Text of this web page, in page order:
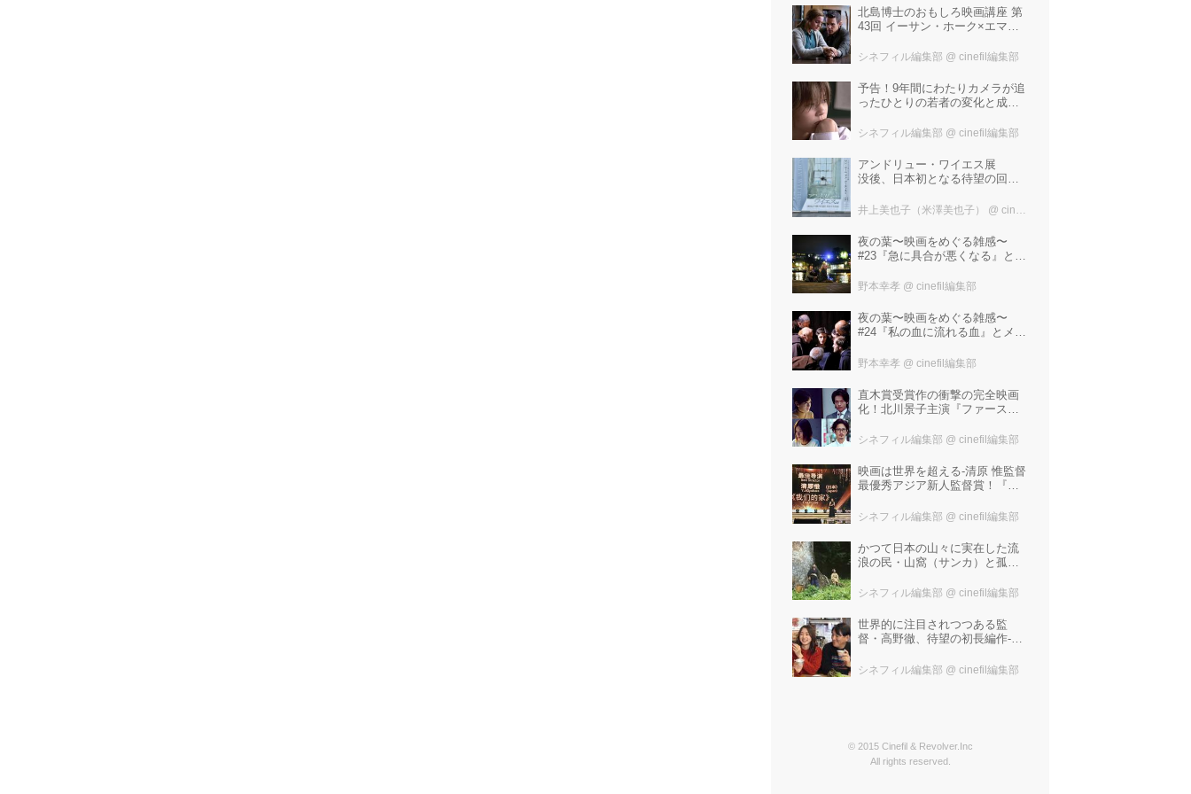
北島博士のおもしろ映画講座 第
43回 イーサン・ホーク×エマ・
仕掛ける、実話に基づく衝撃の
ン』！
シネフィル編集部 @ cinefil編集部
予告！9年間にわたりカメラが追
ったひとりの若者の変化と成長
戻るとき 空と木の実の9年間』
シネフィル編集部 @ cinefil編集部
アンドリュー・ワイエス展
没後、日本初となる待望の回顧
は？ 独自の精神世界を描く 豊
23日まで開催！
井上美也子（米澤美也子） @ cinefil編集部
夜の葉〜映画をめぐる雑感〜
#23『急に具合が悪くなる』と宮
が悪くなる』
野本幸孝 @ cinefil編集部
夜の葉〜映画をめぐる雑感〜
#24『私の血に流れる血』とメタ
野本幸孝 @ cinefil編集部
直木賞受賞作の衝撃の完全映画
化！北川景子主演『ファースト
化学反応」と絶賛した追加キャ
塚洋介！
シネフィル編集部 @ cinefil編集部
映画は世界を超える-清原 惟監督
最優秀アジア新人監督賞！『わ
中国最大の映画祭「上海国際映
シネフィル編集部 @ cinefil編集部
かつて日本の山々に実在した流
浪の民・山窩（サンカ）と孤独
笹谷遼平監督『山歌（サン
シネフィル編集部 @ cinefil編集部
世界的に注目されつつある監
督・高野徹、待望の初長編作-成
出演『マリの話』公開決定！コ
シネフィル編集部 @ cinefil編集部
© 2015 Cinefil & Revolver.Inc
All rights reserved.